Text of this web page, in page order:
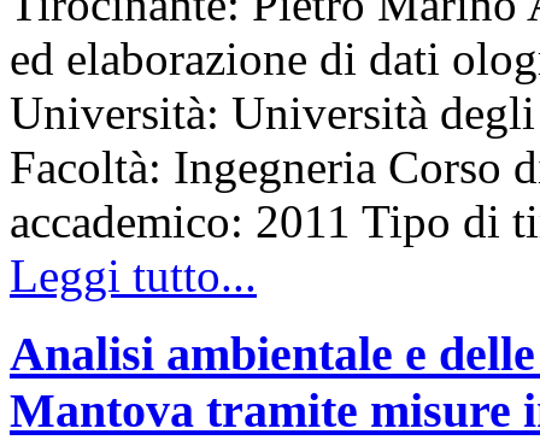
ed elaborazione di dati
Università: Università
Facoltà: Ingegneria Corso
accademico: 2011 Tipo
Leggi tutto...
Analisi ambientale e
Mantova tramite misure